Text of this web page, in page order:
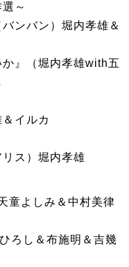
～
ンバン）堀内孝雄＆
か』（堀内孝雄with五
イルカ
リス）堀内孝雄
童よしみ＆中村美律
ろし＆布施明＆吉幾